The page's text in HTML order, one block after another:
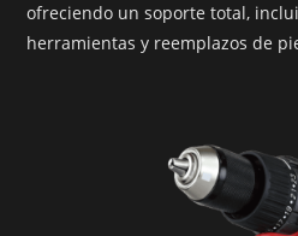
ofreciendo un soporte total,
herramientas y reemplazos de